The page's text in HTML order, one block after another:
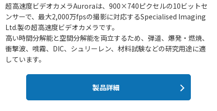
超高速度ビデオカメラAuroraは、900×740ピクセルの10ビットセ
ンサーで、最大2,000万fpsの撮影に対応するSpecialised Imaging
Ltd.製の超高速度ビデオカメラです。
高い時間分解能と空間分解能を両立するため、弾道、爆発・燃焼、
衝撃波、噴霧、DIC、シュリーレン、材料試験などの研究用途に適
しています。
製品詳細